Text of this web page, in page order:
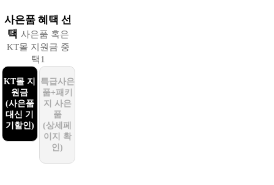
사은품 혜택 선
택 사은품 혹은
KT몰 지원금 중
택1
KT몰 지
원금
(사은품
대신 기
기할인)
특급사은
품+패키
지 사은
품
(상세페
이지 확
인)